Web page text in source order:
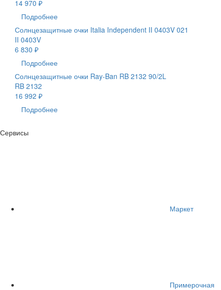
14 970 ₽
Подробнее
Солнцезащитные очки Italia Independent II 0403V 021
II 0403V
6 830 ₽
Подробнее
Солнцезащитные очки Ray-Ban RB 2132 90/2L
RB 2132
16 992 ₽
Подробнее
Сервисы
Маркет
Примерочная